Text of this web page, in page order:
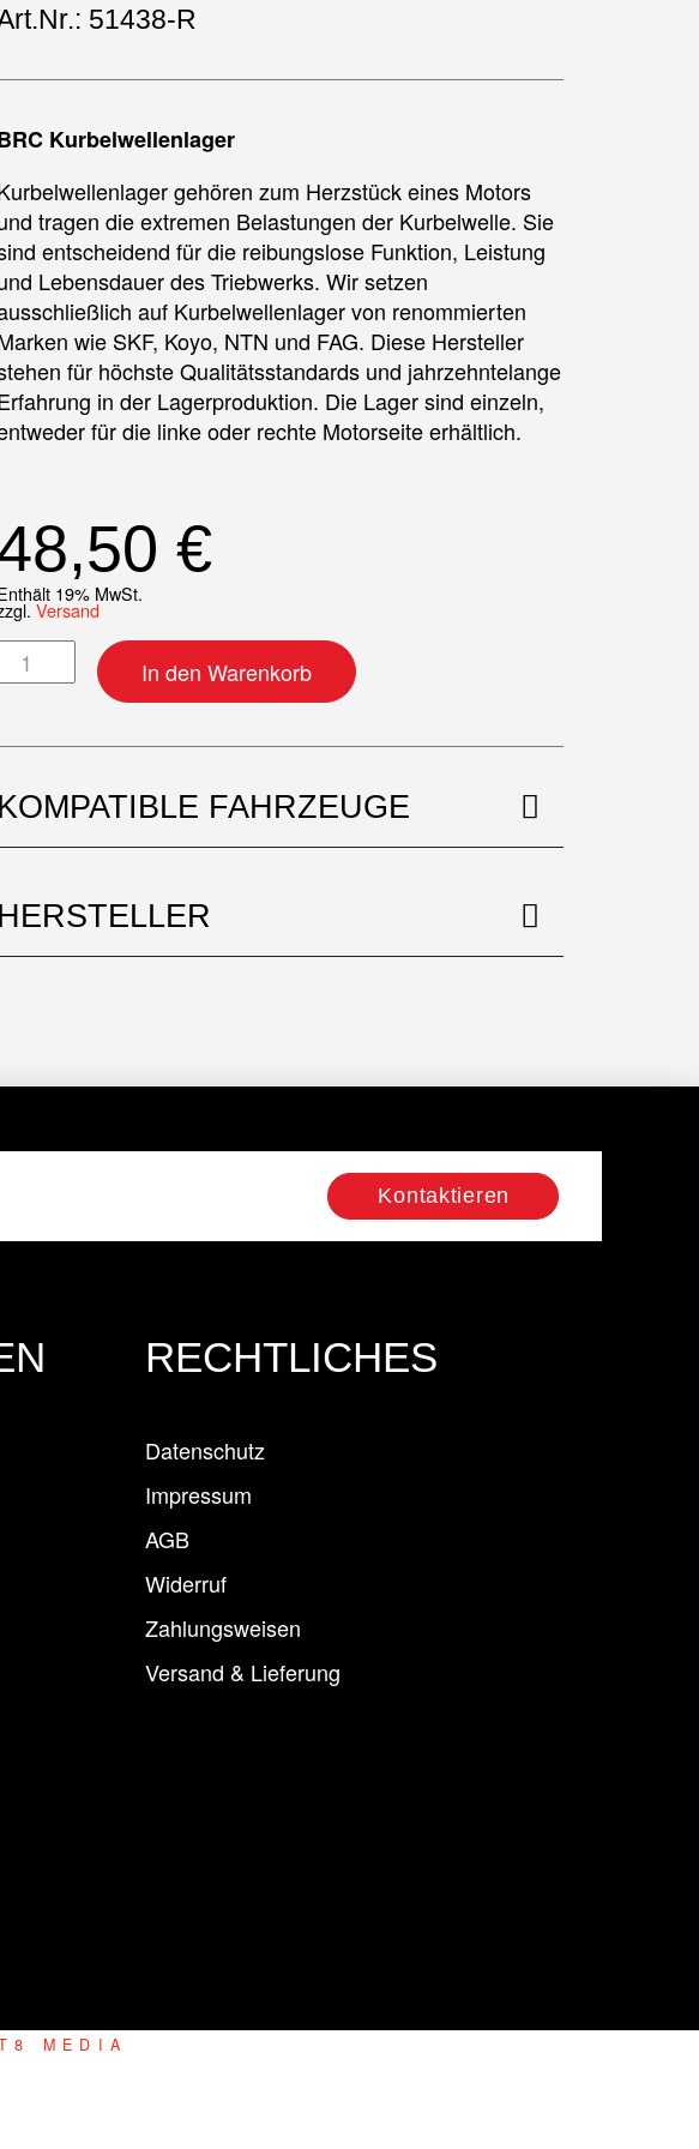
51438-R
Kurbelwellenlager
gehören zum Herzstück eines Motors
tragen die extremen Belastungen der Kurbelwelle. Sie
entscheidend für die reibungslose Funktion, Leistung
Lebensdauer des Triebwerks. Wir setzen
auf Kurbelwellenlager von renommierten
wie SKF, Koyo, NTN und FAG. Diese Hersteller
für höchste Qualitätsstandards und jahrzehntelange
in der Lagerproduktion. Die Lager sind einzeln,
für die linke oder rechte Motorseite erhältlich.
€
19% MwSt.
Versand
Kurbelwellenlager rechts Menge
In den Warenkorb
KOMPATIBLE FAHRZEUGE
HERSTELLER
Kontaktieren
RECHTLICHES
Datenschutz
Impressum
AGB
Widerruf
Zahlungsweisen
Versand & Lieferung
MEDIA